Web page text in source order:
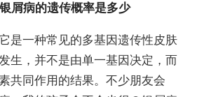
屑病的遗传概率是多少
是一种常见的多基因遗传性皮肤
生，并不是由单一基因决定，而
共同作用的结果。不少朋友会